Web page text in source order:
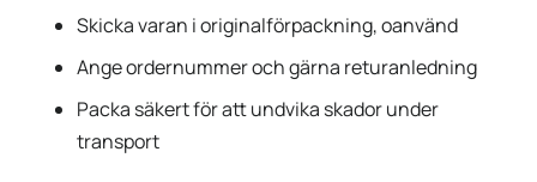
Skicka varan i originalförpackning, oanvänd
Ange ordernummer och gärna returanledning
Packa säkert för att undvika skador under
transport